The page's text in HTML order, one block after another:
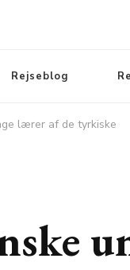
Rejseblog
lærer af de tyrkiske